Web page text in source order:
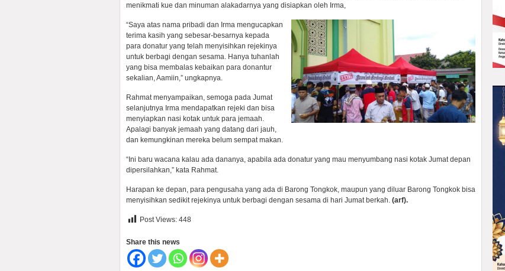
menikmati kue dan minuman alakadarnya yang disiapkan oleh Irma,
“Saya atas nama pribadi dan Irma mengucapkan
terima kasih yang sebesar-besarnya kepada
para donatur yang telah menyisihkan rejekinya
untuk berbagi dengan sesama. Hanya tuhanlah
yang bisa membalas kebaikan para donantur
sekalian, Aamiin,” ungkapnya.
Rahmat menyampaikan, semoga pada Jumat
selanjutnya Irma mendapatkan rejeki dan bisa
menyiapkan nasi kotak untuk para jemaah.
Apalagi banyak jemaah yang datang dari jauh,
dan kemungkinan mereka belum sempat makan.
“Ini baru wacana kalau ada dananya, apabila ada donatur yang mau menyumbang nasi kotak Jumat depan
dipersilahkan,” kata Rahmat.
Harapan ke depan, para pengusaha yang ada di Barong Tongkok, maupun yang diluar Barong Tongkok bisa
menyisihkan sedikit rejekinya untuk berbagi dengan sesama di hari Jumat berkah. (arf).
Post Views: 448
Share this news